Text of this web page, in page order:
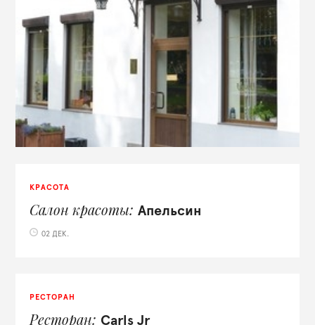
КРАСОТА
Салон красоты Апельсин
02 ДЕК.
РЕСТОРАН
Ресторан Carls Jr